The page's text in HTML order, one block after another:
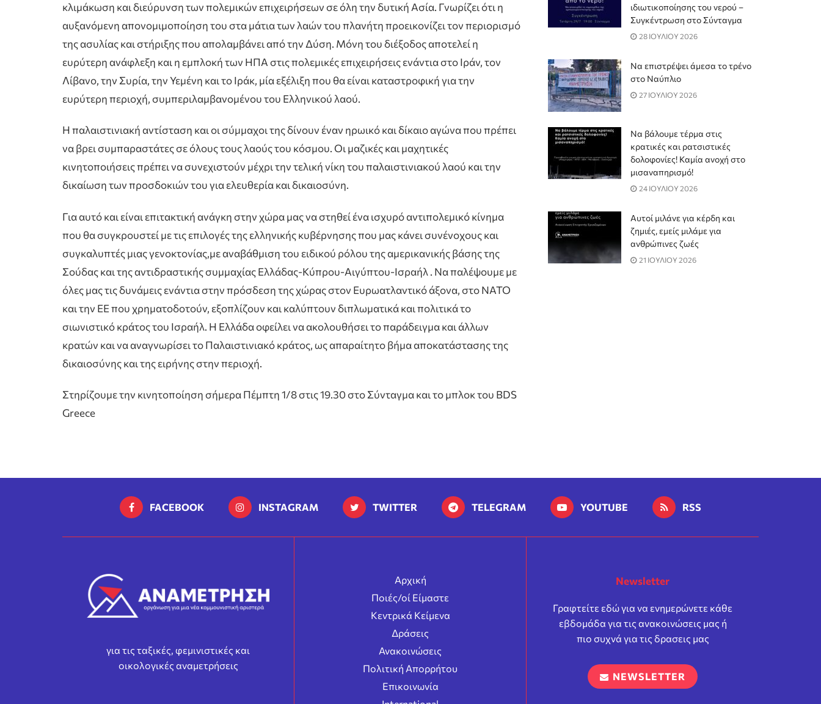
κλιμάκωση και διεύρυνση των πολεμικών επιχειρήσεων σε όλη την δυτική Ασία. Γνωρίζει ότι η
αυξανόμενη απονομιμοποίηση του στα μάτια των λαών του πλανήτη προεικονίζει τον περιορισμό
της ασυλίας και στήριξης που απολαμβάνει από την Δύση. Μόνη του διέξοδος αποτελεί η
ευρύτερη ανάφλεξη και η εμπλοκή των ΗΠΑ στις πολεμικές επιχειρήσεις ενάντια στο Ιράν, τον
Λίβανο, την Συρία, την Υεμένη και το Ιράκ, μία εξέλιξη που θα είναι καταστροφική για την
ευρύτερη περιοχή, συμπεριλαμβανομένου του Ελληνικού λαού.
Η παλαιστινιακή αντίσταση και οι σύμμαχοι της δίνουν έναν ηρωικό και δίκαιο αγώνα που πρέπει
να βρει συμπαραστάτες σε όλους τους λαούς του κόσμου. Οι μαζικές και μαχητικές
κινητοποιήσεις πρέπει να συνεχιστούν μέχρι την τελική νίκη του παλαιστινιακού λαού και την
δικαίωση των προσδοκιών του για ελευθερία και δικαιοσύνη.
Για αυτό και είναι επιτακτική ανάγκη στην χώρα μας να στηθεί ένα ισχυρό αντιπολεμικό κίνημα
που θα συγκρουστεί με τις επιλογές της ελληνικής κυβέρνησης που μας κάνει συνένοχους και
συγκαλυπτές μιας γενοκτονίας,με αναβάθμιση του ειδικού ρόλου της αμερικανικής βάσης της
Σούδας και της αντιδραστικής συμμαχίας Ελλάδας-Κύπρου-Αιγύπτου-Ισραήλ . Να παλέψουμε με
όλες μας τις δυνάμεις ενάντια στην πρόσδεση της χώρας στον Ευρωατλαντικό άξονα, στο ΝΑΤΟ
και την ΕΕ που χρηματοδοτούν, εξοπλίζουν και καλύπτουν διπλωματικά και πολιτικά το
σιωνιστικό κράτος του Ισραήλ. Η Ελλάδα οφείλει να ακολουθήσει το παράδειγμα και άλλων
κρατών και να αναγνωρίσει το Παλαιστινιακό κράτος, ως απαραίτητο βήμα αποκατάστασης της
δικαιοσύνης και της ειρήνης στην περιοχή.
Στηρίζουμε την κινητοποίηση σήμερα Πέμπτη 1/8 στις 19.30 στο Σύνταγμα και το μπλοκ του BDS
Greece
ιδιωτικοποίησης του νερού –
Συγκέντρωση στο Σύνταγμα
28 ΙΟΥΛΙΟΥ 2026
Να επιστρέψει άμεσα το τρένο
στο Ναύπλιο
27 ΙΟΥΛΙΟΥ 2026
Να βάλουμε τέρμα στις
κρατικές και ρατσιστικές
δολοφονίες! Καμία ανοχή στο
μισαναπηρισμό!
24 ΙΟΥΛΙΟΥ 2026
Αυτοί μιλάνε για κέρδη και
ζημιές, εμείς μιλάμε για
ανθρώπινες ζωές
21 ΙΟΥΛΙΟΥ 2026
FACEBOOK INSTAGRAM TWITTER TELEGRAM YOUTUBE RSS
για τις ταξικές, φεμινιστικές και
οικολογικές αναμετρήσεις
Αρχική
Ποιές/οί Είμαστε
Κεντρικά Κείμενα
Δράσεις
Ανακοινώσεις
Πολιτική Απορρήτου
Επικοινωνία
Newsletter
Γραφτείτε εδώ για να ενημερώνετε κάθε
εβδομάδα για τις ανακοινώσεις μας ή
πιο συχνά για τις δρασεις μας
NEWSLETTER